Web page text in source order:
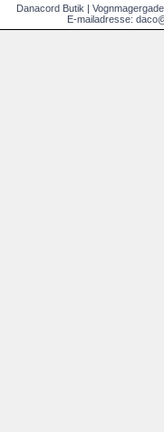
Danacord Butik |
E-mailadresse: